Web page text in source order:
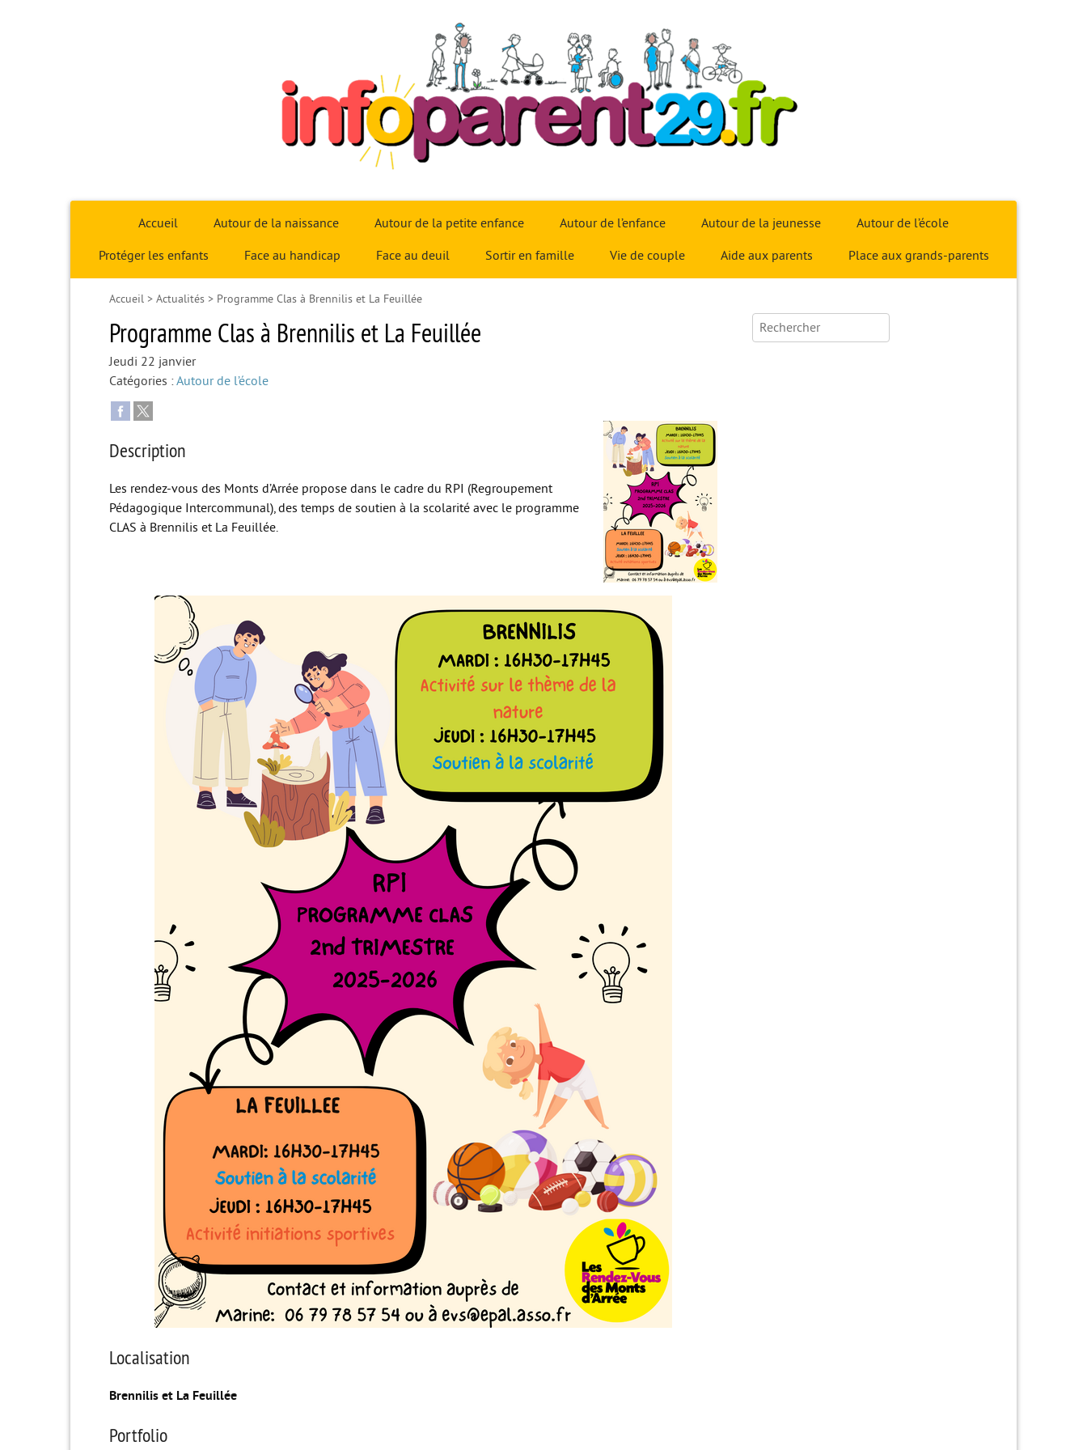
Infoparent29
Accueil Autour de la naissance Autour de la petite enfance Autour de l’enfance Autour de la jeunesse Autour de l’école
Protéger les enfants Face au handicap Face au deuil Sortir en famille Vie de couple Aide aux parents Place aux grands-parents
Accueil > Actualités > Programme Clas à Brennilis et La Feuillée
Programme Clas à Brennilis et La Feuillée
Jeudi 22 janvier
Catégories :Autour de l’école
Description
Les rendez-vous des Monts d’Arrée propose dans le cadre du RPI (Regroupement
Pédagogique Intercommunal), des temps de soutien à la scolarité avec le programme
CLAS à Brennilis et La Feuillée.
Localisation
Brennilis et La Feuillée
Portfolio
Rechercher :